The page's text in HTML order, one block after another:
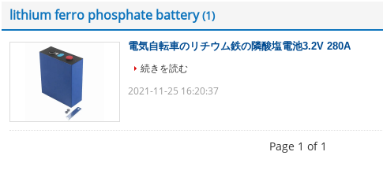
lithium ferro phosphate battery (1)
電気自転車のリチウム鉄の隣酸塩電池3.2V 280A
続きを読む
2021-11-25 16:20:37
Page 1 of 1